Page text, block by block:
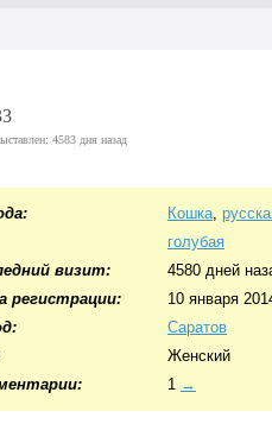
4583 дня назад
Кошка,
голубая
визит:
4580 дней
регистрации:
10 января
Саратов
Женский
1 →